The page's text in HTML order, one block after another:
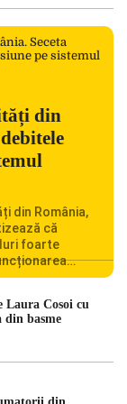
din
din România,
că
foarte
se confruntă
de vedere
Laura Cosoi cu
din basme